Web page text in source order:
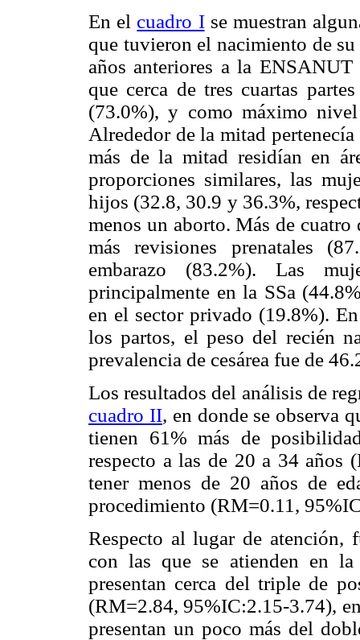
En el cuadro Ise muestran
que tuvieron el nacimiento de
años anteriores a la
que cerca de tres cuartas
(73.0%), y como máximo
Alrededor de la mitad
más de la mitad residían en
proporciones similares, las
hijos (32.8, 30.9 y 36.3%,
menos un aborto. Más de
más revisiones prenatales
embarazo (83.2%). Las
principalmente en la SSa
en el sector privado (19.8%).
los partos, el peso del recién
prevalencia de cesárea fue de
Los resultados del análisis de
cuadro II, en donde se observa
tienen 61% más de
respecto a las de 20 a 34 años
tener menos de 20 años de
procedimiento (RM=0.11,
Respecto al lugar de atención,
con las que se atienden en
presentan cerca del triple de
(RM=2.84, 95%IC:2.15-3.74),
presentan un poco más del